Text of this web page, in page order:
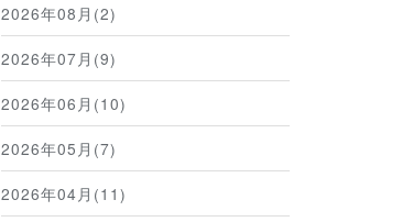
2026年08月(2)
2026年07月(9)
2026年06月(10)
2026年05月(7)
2026年04月(11)